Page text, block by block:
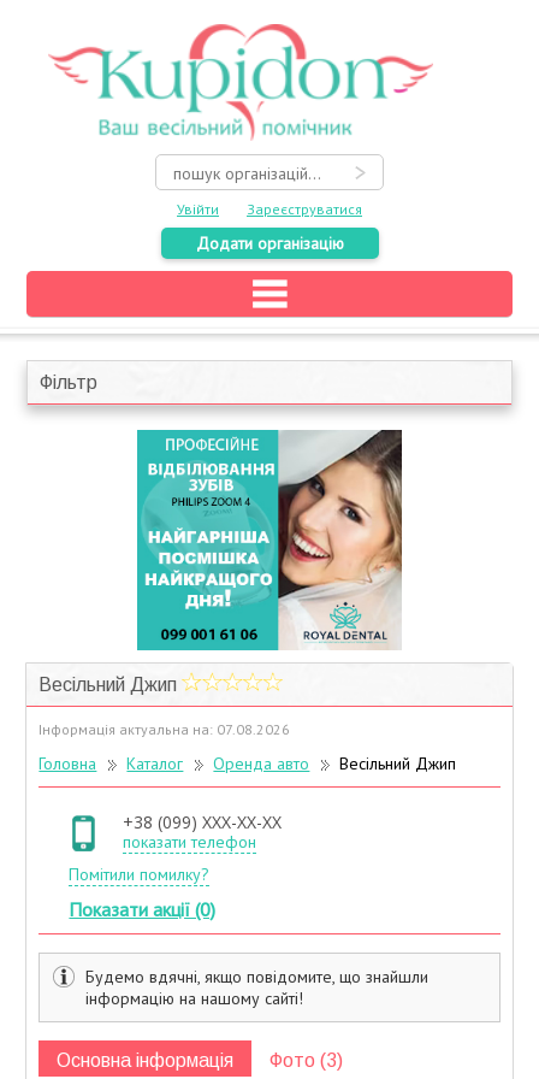
Увійти Зареєструватися
Додати організацію
Головна
Каталог
На карті
Учасники дисконтної програми
Фільтр
Весільний Джип
Інформація актуальна на: 07.08.2026
Головна Каталог Оренда авто Весільний Джип
+38 (099) XXX-XX-XX
показати телефон
Помітили помилку?
Показати акції (0)
Будемо вдячні, якщо повідомите, що знайшли
інформацію на нашому сайті!
Основна інформація Фото (3)